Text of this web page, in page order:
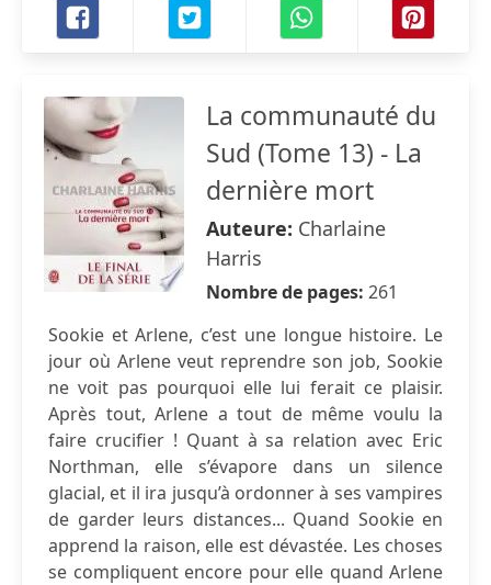
La communauté du
Sud (Tome 13) - La
dernière mort
Auteure: Charlaine
Harris
Nombre de pages: 261
Sookie et Arlene, c’est une longue histoire. Le
jour où Arlene veut reprendre son job, Sookie
ne voit pas pourquoi elle lui ferait ce plaisir.
Après tout, Arlene a tout de même voulu la
faire crucifier ! Quant à sa relation avec Eric
Northman, elle s’évapore dans un silence
glacial, et il ira jusqu’à ordonner à ses vampires
de garder leurs distances... Quand Sookie en
apprend la raison, elle est dévastée. Les choses
se compliquent encore pour elle quand Arlene